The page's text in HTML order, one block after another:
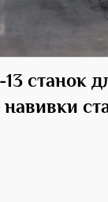
станок
навивки